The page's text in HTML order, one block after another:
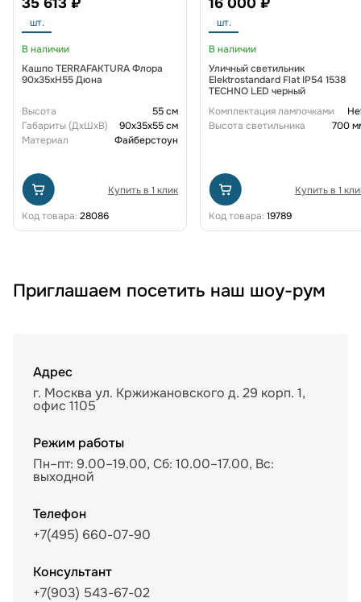
шт.
В наличии
Кашпо TERRAFAKTURA Флора
90x35xH55 Дюна
Высота
55 см
Габариты (ДxШxВ)
90x35x55 см
Материал
Файберстоун
Купить в 1 клик
Код товара: 28086
шт.
В наличии
Уличный светильник
Elektrostandard Flat IP54 1538
TECHNO LED черный
Комплектация лампочками
Высота светильника
700
Купить в 1
Код товара: 19789
Приглашаем посетить наш шоу-рум
Адрес
г. Москва ул. Кржижановского д. 29 корп. 1,
офис 1105
Режим работы
Пн–пт: 9.00–19.00, Сб: 10.00–17.00, Вс:
выходной
Телефон
+7(495) 660-07-90
Консультант
+7(903) 543-67-02